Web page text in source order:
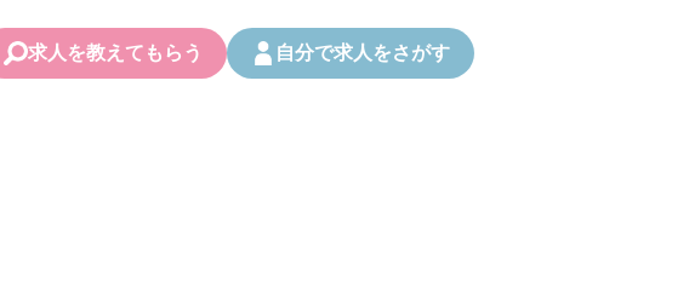
求人を教えてもらう 自分で求人をさがす